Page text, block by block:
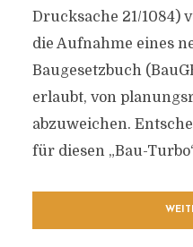
Drucksache 21/1084)
die Aufnahme eines
Baugesetzbuch
erlaubt, von
abzuweichen.
für diesen „Bau-